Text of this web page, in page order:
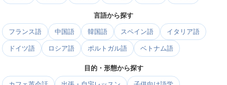
言語から探す
フランス語 中国語 韓国語 スペイン語 イタリア語
ドイツ語 ロシア語 ポルトガル語 ベトナム語
目的・形態から探す